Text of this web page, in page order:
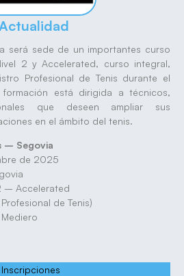
será sede de un importantes curso
2 y Accelerated, curso integral,
Profesional de Tenis durante el
está dirigida a técnicos,
que deseen ampliar sus
en el ámbito del tenis.
– Segovia
de 2025
– Accelerated
de Tenis)
Mediero
Inscripciones